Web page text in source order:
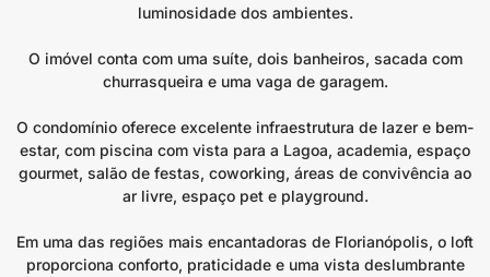
luminosidade dos ambientes.
O imóvel conta com uma suíte, dois banheiros, sacada com
churrasqueira e uma vaga de garagem.
O condomínio oferece excelente infraestrutura de lazer e bem-
estar, com piscina com vista para a Lagoa, academia, espaço
gourmet, salão de festas, coworking, áreas de convivência ao
ar livre, espaço pet e playground.
Em uma das regiões mais encantadoras de Florianópolis, o loft
proporciona conforto, praticidade e uma vista deslumbrante